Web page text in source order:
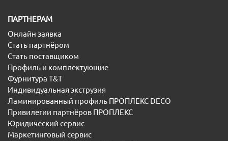
ПАРТНЕРАМ
Онлайн заявка
Стать партнёром
Стать поставщиком
Профиль и комплектующие
Фурнитура T&T
Индивидуальная экструзия
Ламинированный профиль ПРОПЛЕКС DECO
Привилегии партнёров ПРОПЛЕКС
Юридический сервис
Маркетинговый сервис